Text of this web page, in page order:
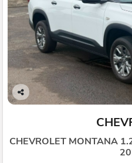
Co
CHEVROLET MONTANA